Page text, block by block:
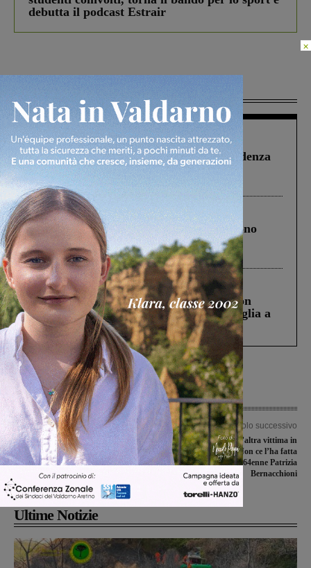
debutta il podcast Estrair
Più lette
Figline Incisa Valdarno 1 Agosto 2026
Piscina di Figline finanziata oltre la scadenza
Pnrr, il gruppo di Fratelli d’Italia: “Un
ringraziamento al Governo”
Cronaca 4 Agosto 2026
Un anno fa la strage in A1 in cui morirono
Gianni, Giulia e Franco. Lo schianto, il
processo, lo stop ai sorpassi fra tir....
Cronaca 3 Agosto 2026
Scomparso da una struttura di Castiglion
Fiorentino l’uomo che aveva ucciso la figlia a
Levane nel 2020
Articolo precedente
Covid-19, vende mascherine
artigianali davanti alla farmacia:
denunciata dai carabinieri
Articolo successivo
Il coronavirus fa un’altra vittima in
Valdarno. Non ce l’ha fatta
l’insegnante 64enne Patrizia
Bernacchioni
Ultime Notizie
×